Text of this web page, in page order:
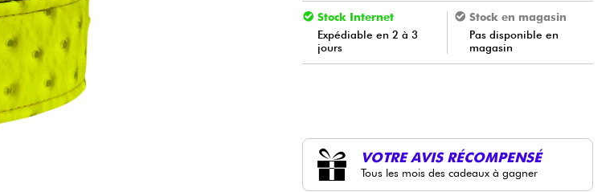
Voir nos marques
Stock Internet
Expédiable en 2 à 3
jours
Stock en magasin
Pas disponible en
magasin
VOTRE AVIS RÉCOMPENSÉ
Tous les mois des cadeaux à gagner